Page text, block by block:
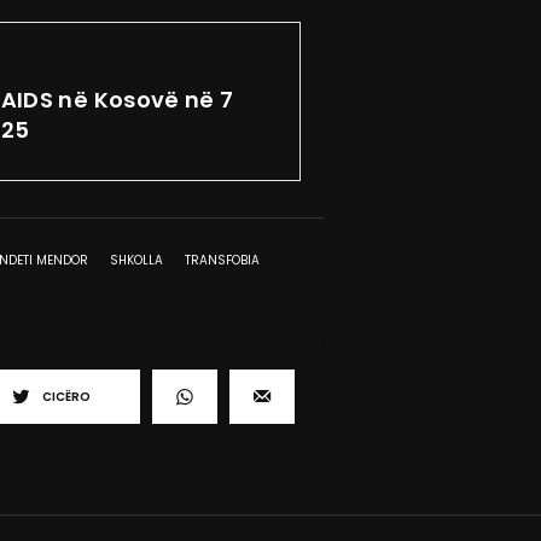
në Kosovë në 7
MENDOR SHKOLLA TRANSFOBIA
CICËRO